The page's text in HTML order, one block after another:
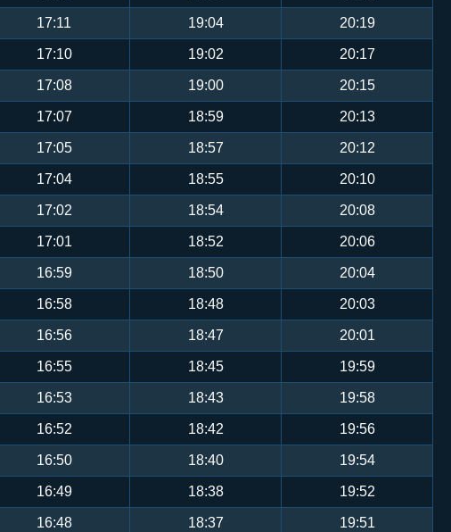
17:11 19:04 20:19
17:10 19:02 20:17
17:08 19:00 20:15
17:07 18:59 20:13
17:05 18:57 20:12
17:04 18:55 20:10
17:02 18:54 20:08
17:01 18:52 20:06
16:59 18:50 20:04
16:58 18:48 20:03
16:56 18:47 20:01
16:55 18:45 19:59
16:53 18:43 19:58
16:52 18:42 19:56
16:50 18:40 19:54
16:49 18:38 19:52
16:48 18:37 19:51